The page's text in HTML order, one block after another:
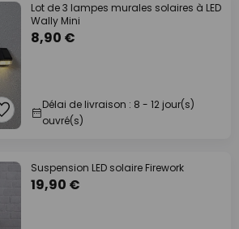
Lot de 3 lampes murales solaires à LED
Wally Mini
8,90 €
Délai de livraison : 8 - 12 jour(s)
ouvré(s)
Suspension LED solaire Firework
19,90 €